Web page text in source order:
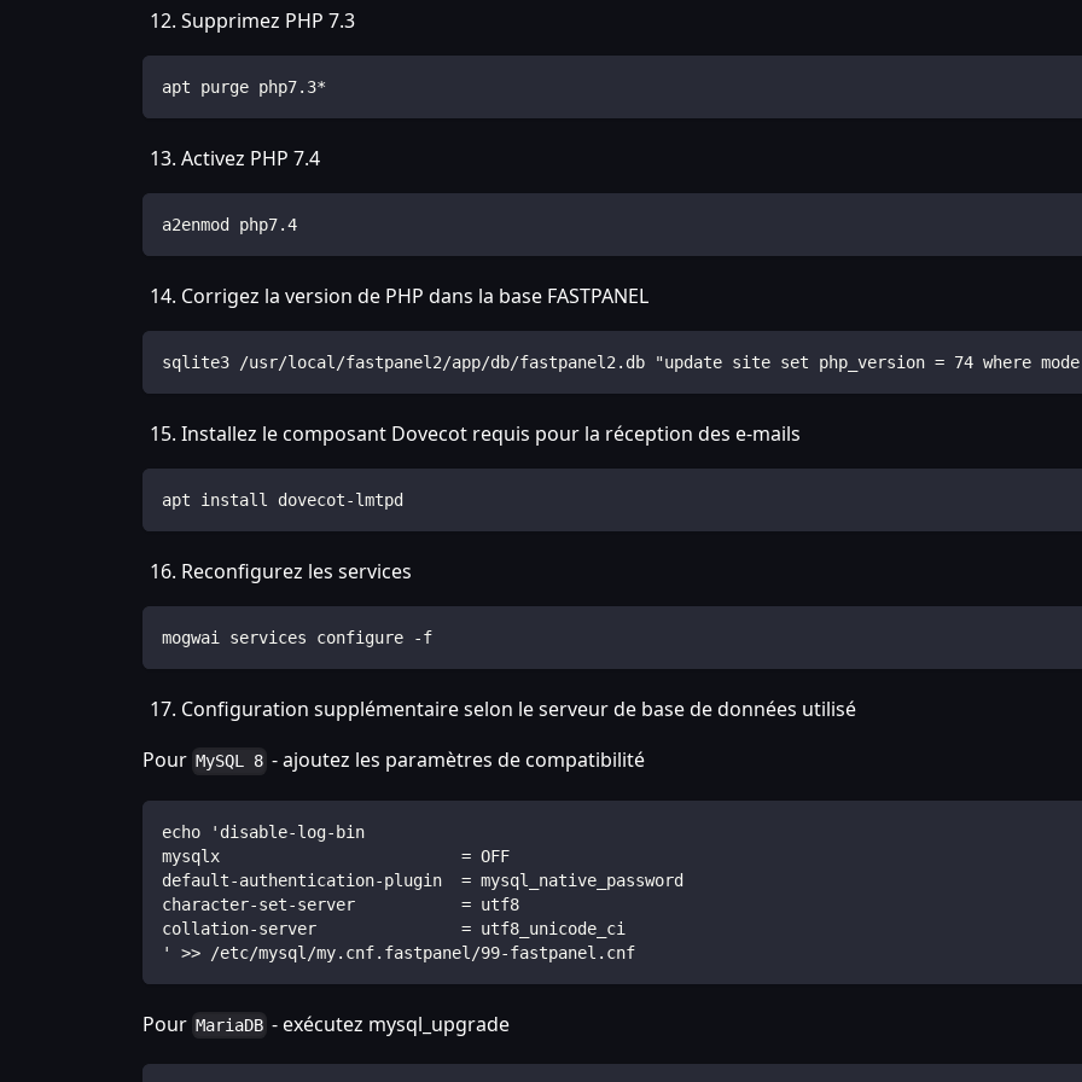
Supprimez PHP 7.3
apt purge php7.3*
Activez PHP 7.4
a2enmod php7.4
Corrigez la version de PHP dans la base FASTPANEL
sqlite3 /usr/local/fastpanel2/app/db/fastpanel2.db "update site set php_version = 74 where
Installez le composant Dovecot requis pour la réception des e-mails
apt install dovecot-lmtpd
Reconfigurez les services
mogwai services configure -f
Configuration supplémentaire selon le serveur de base de données utilisé
Pour MySQL 8 - ajoutez les paramètres de compatibilité
echo 'disable-log-bin
mysqlx                         = OFF
default-authentication-plugin  = mysql_native_password
character-set-server           = utf8
collation-server               = utf8_unicode_ci
' >> /etc/mysql/my.cnf.fastpanel/99-fastpanel.cnf
Pour MariaDB - exécutez mysql_upgrade